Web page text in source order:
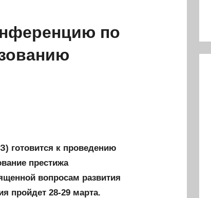
по
готовится к проведению
престижа
вопросам развития
пройдет 28-29 марта.